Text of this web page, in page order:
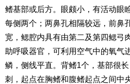
鳍基部或后方。眼颇小，有活动眼
每侧两个；两鼻孔相隔较远，前鼻
宽，鳃腔内具有由第二及第四鳃弓
助呼吸器官，可利用空气中的氧气
鳞，侧线平直。背鳍1个，基部很
刺，起点在胸鳍和腹鳍起点之间中